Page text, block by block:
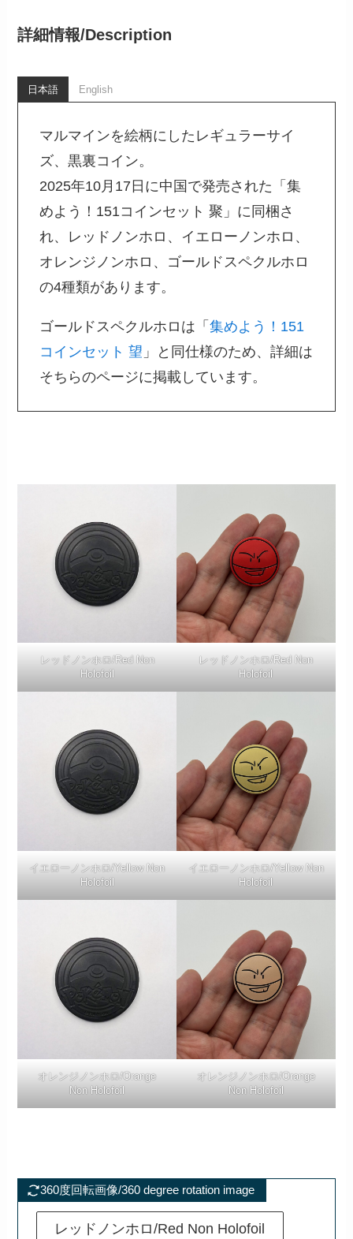
詳細情報/Description
日本語 English
マルマインを絵柄にしたレギュラーサイ
ズ、黒裏コイン。
2025年10月17日に中国で発売された「集
めよう！151コインセット 聚」に同梱さ
れ、レッドノンホロ、イエローノンホロ、
オレンジノンホロ、ゴールドスペクルホロ
の4種類があります。
ゴールドスペクルホロは「集めよう！151
コインセット 望 」と同仕様のため、詳細は
そちらのページに掲載しています。
レッドノンホロ/Red Non
Holofoil
レッドノンホロ/Red Non
Holofoil
イエローノンホロ/Yellow Non
Holofoil
イエローノンホロ/Yellow Non
Holofoil
オレンジノンホロ/Orange
Non Holofoil
オレンジノンホロ/Orange
Non Holofoil
360度回転画像/360 degree rotation image
レッドノンホロ/Red Non Holofoil